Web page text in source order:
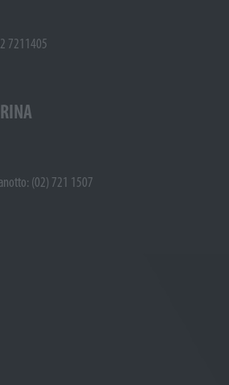
7211405
(02) 721 1507